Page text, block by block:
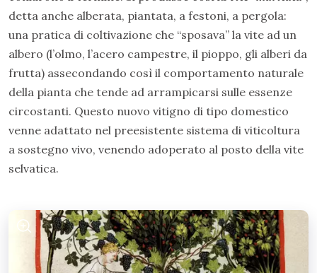
detta anche alberata, piantata, a festoni, a pergola:
una pratica di coltivazione che “sposava” la vite ad un
albero (l’olmo, l’acero campestre, il pioppo, gli alberi da
frutta) assecondando così il comportamento naturale
della pianta che tende ad arrampicarsi sulle essenze
circostanti. Questo nuovo vitigno di tipo domestico
venne adattato nel preesistente sistema di viticoltura
a sostegno vivo, venendo adoperato al posto della vite
selvatica.